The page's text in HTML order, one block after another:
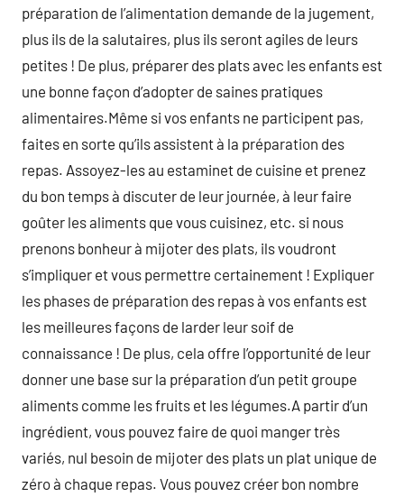
préparation de l’alimentation demande de la jugement,
plus ils de la salutaires, plus ils seront agiles de leurs
petites ! De plus, préparer des plats avec les enfants est
une bonne façon d’adopter de saines pratiques
alimentaires.Même si vos enfants ne participent pas,
faites en sorte qu’ils assistent à la préparation des
repas. Assoyez-les au estaminet de cuisine et prenez
du bon temps à discuter de leur journée, à leur faire
goûter les aliments que vous cuisinez, etc. si nous
prenons bonheur à mijoter des plats, ils voudront
s’impliquer et vous permettre certainement ! Expliquer
les phases de préparation des repas à vos enfants est
les meilleures façons de larder leur soif de
connaissance ! De plus, cela offre l’opportunité de leur
donner une base sur la préparation d’un petit groupe
aliments comme les fruits et les légumes.A partir d’un
ingrédient, vous pouvez faire de quoi manger très
variés, nul besoin de mijoter des plats un plat unique de
zéro à chaque repas. Vous pouvez créer bon nombre